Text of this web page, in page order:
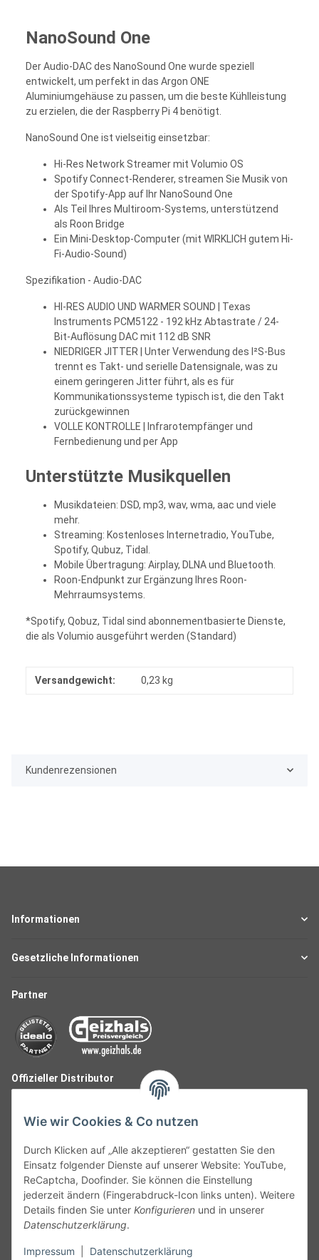
NanoSound One
Der Audio-DAC des NanoSound One wurde speziell
entwickelt, um perfekt in das Argon ONE
Aluminiumgehäuse zu passen, um die beste Kühlleistung
zu erzielen, die der Raspberry Pi 4 benötigt.
NanoSound One ist vielseitig einsetzbar:
Hi-Res Network Streamer mit Volumio OS
Spotify Connect-Renderer, streamen Sie Musik von
der Spotify-App auf Ihr NanoSound One
Als Teil Ihres Multiroom-Systems, unterstützend
als Roon Bridge
Ein Mini-Desktop-Computer (mit WIRKLICH gutem Hi-
Fi-Audio-Sound)
Spezifikation - Audio-DAC
HI-RES AUDIO UND WARMER SOUND | Texas
Instruments PCM5122 - 192 kHz Abtastrate / 24-
Bit-Auflösung DAC mit 112 dB SNR
NIEDRIGER JITTER | Unter Verwendung des I²S-Bus
trennt es Takt- und serielle Datensignale, was zu
einem geringeren Jitter führt, als es für
Kommunikationssysteme typisch ist, die den Takt
zurückgewinnen
VOLLE KONTROLLE | Infrarotempfänger und
Fernbedienung und per App
Unterstützte Musikquellen
Musikdateien: DSD, mp3, wav, wma, aac und viele
mehr.
Streaming: Kostenloses Internetradio, YouTube,
Spotify, Qubuz, Tidal.
Mobile Übertragung: Airplay, DLNA und Bluetooth.
Roon-Endpunkt zur Ergänzung Ihres Roon-
Mehrraumsystems.
*Spotify, Qobuz, Tidal sind abonnementbasierte Dienste,
die als Volumio ausgeführt werden (Standard)
Versandgewicht: 0,23 kg
Kundenrezensionen
Informationen
Gesetzliche Informationen
Partner
Offizieller Distributor
Follow Us
Wie wir Cookies & Co nutzen
Durch Klicken auf „Alle akzeptieren“ gestatten Sie den
Einsatz folgender Dienste auf unserer Website: YouTube,
ReCaptcha, Doofinder. Sie können die Einstellung
jederzeit ändern (Fingerabdruck-Icon links unten). Weitere
Details finden Sie unter Konfigurieren und in unserer
Datenschutzerklärung.
Impressum Datenschutzerklärung